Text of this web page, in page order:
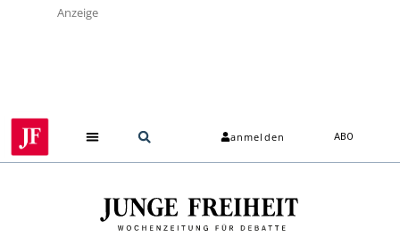
Anzeige
anmelden ABO